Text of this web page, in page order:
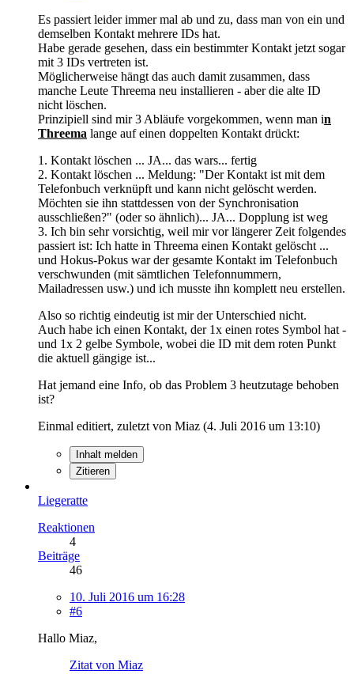
Es passiert leider immer mal ab und zu, dass man von ein und
demselben Kontakt mehrere IDs hat.
Habe gerade gesehen, dass ein bestimmter Kontakt jetzt sogar
mit 3 IDs vertreten ist.
Möglicherweise hängt das auch damit zusammen, dass
manche Leute Threema neu installieren - aber die alte ID
nicht löschen.
Prinzipiell sind mir 3 Abläufe vorgekommen, wenn man in
Threema lange auf einen doppelten Kontakt drückt:
1. Kontakt löschen ... JA... das wars... fertig
2. Kontakt löschen ... Meldung: "Der Kontakt ist mit dem
Telefonbuch verknüpft und kann nicht gelöscht werden.
Möchten sie ihn stattdessen von der Synchronisation
ausschließen?" (oder so ähnlich)... JA... Dopplung ist weg
3. Ich bin sehr vorsichtig, weil mir vor längerer Zeit folgendes
passiert ist: Ich hatte in Threema einen Kontakt gelöscht ...
und Hokus-Pokus war der gesamte Kontakt im Telefonbuch
verschwunden (mit sämtlichen Telefonnummern,
Mailadressen usw.) und ich musste ihn komplett neu erstellen.
Also so richtig eindeutig ist mir der Unterschied nicht.
Auch habe ich einen Kontakt, der 1x einen rotes Symbol hat -
und 1x 2 gelbe Symbole, wobei die ID mit dem roten Punkt
die aktuell gängige ist...
Hat jemand eine Info, ob das Problem 3 heutzutage behoben
ist?
Einmal editiert, zuletzt von Miaz (4. Juli 2016 um 13:10)
Inhalt melden
Zitieren
Liegeratte
Reaktionen
4
Beiträge
46
10. Juli 2016 um 16:28
#6
Hallo Miaz,
Zitat von Miaz